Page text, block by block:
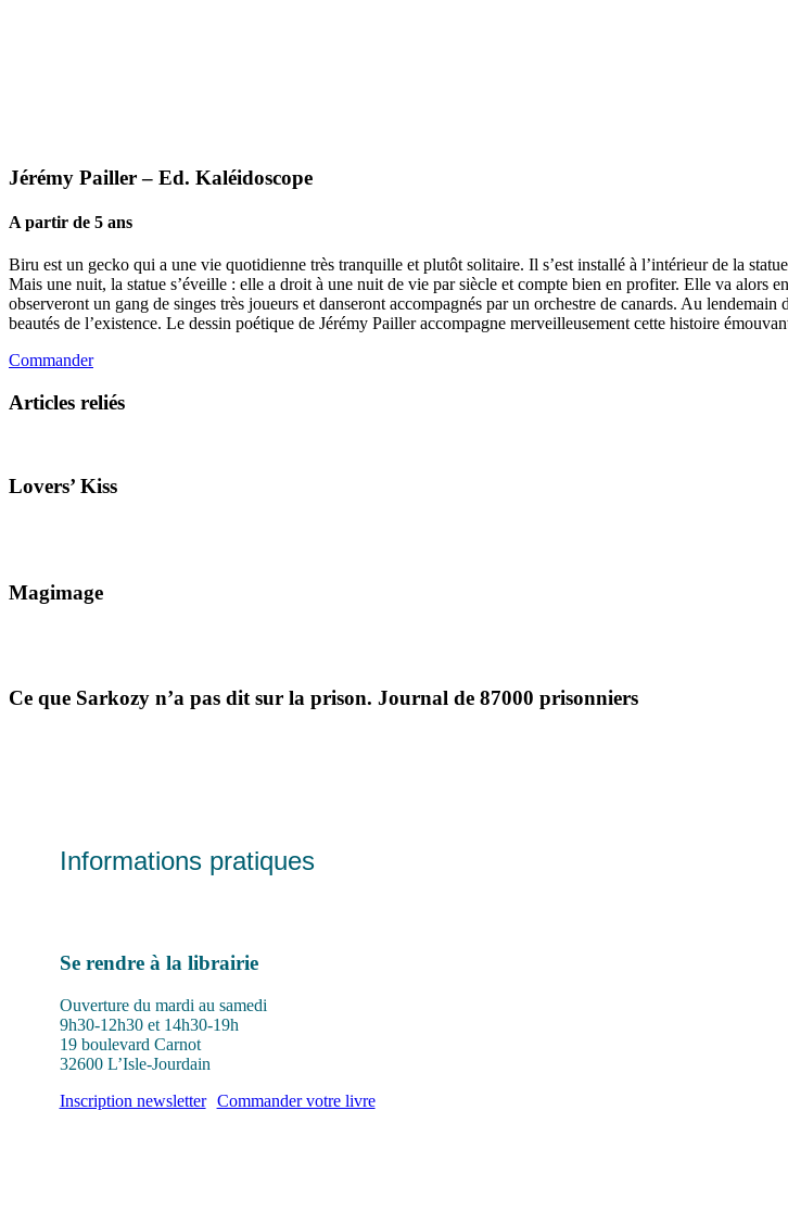
Jérémy Pailler– Ed. Kaléidoscope
A partir de 5 ans
Biru est un gecko qui a une vie quotidienne très tranquille et plutôt solitaire. Il s’est installé à l’intérieur de la
Mais une nuit, la statue s’éveille : elle a droit à une nuit de vie par siècle et compte bien en profiter. Elle va
observeront un gang de singes très joueurs et danseront accompagnés par un orchestre de canards. Au
beautés de l’existence. Le dessin poétique de Jérémy Pailler accompagne merveilleusement cette histoire
Commander
Articles reliés
Lovers’ Kiss
Magimage
Ce que Sarkozy n’a pas dit sur la prison. Journal de 87000 prisonniers
Informations pratiques
Se rendre à la librairie
Ouverture du mardi au samedi
9h30-12h30 et 14h30-19h
19 boulevard Carnot
32600 L’Isle-Jourdain
Inscription newsletter
Commander votre livre